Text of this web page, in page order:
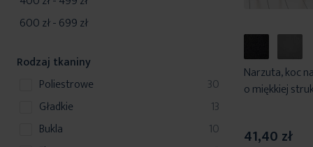
Narzuta, koc
o miękkiej
41,40 zł
600 zł-699 zł
Rodzaj tkaniny
poliestrowe
30
produkty
gładkie
13
produkty
bukla
10
produkty